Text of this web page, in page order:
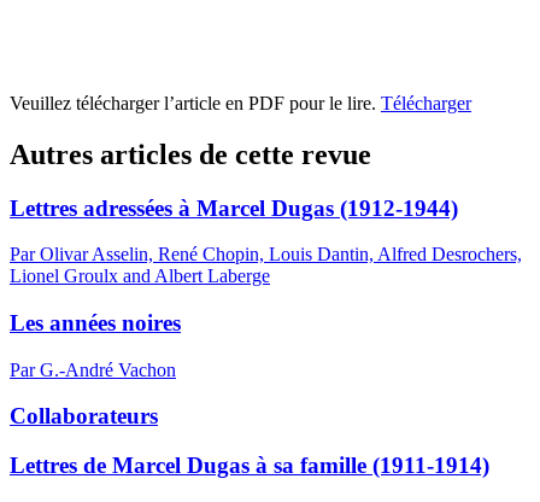
Veuillez télécharger l’article en PDF pour le lire. Télécharger
Autres articles de cette revue
Lettres adressées à Marcel Dugas (1912-1944)
Par Olivar Asselin, René Chopin, Louis Dantin, Alfred Desrochers,
Lionel Groulx and Albert Laberge
Les années noires
Par G.-André Vachon
Collaborateurs
Lettres de Marcel Dugas à sa famille (1911-1914)